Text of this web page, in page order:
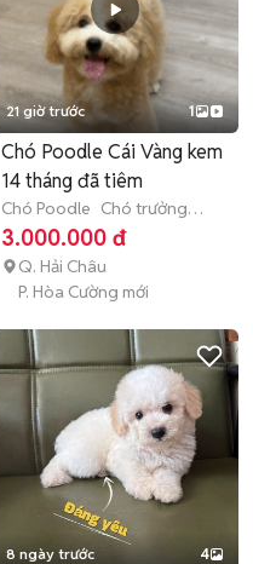
21 giờ trước 1
Chó Poodle Cái Vàng kem
14 tháng đã tiêm
Chó Poodle Chó trưởng
thành (hơn 1 tuổi)
3.000.000 đ
Q. Hải Châu
P. Hòa Cường mới
8 ngày trước 4